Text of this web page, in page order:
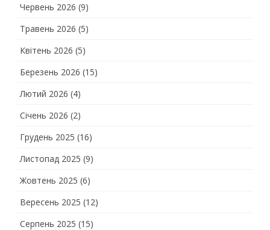
Червень 2026 (9)
Травень 2026 (5)
Квітень 2026 (5)
Березень 2026 (15)
Лютий 2026 (4)
Січень 2026 (2)
Грудень 2025 (16)
Листопад 2025 (9)
Жовтень 2025 (6)
Вересень 2025 (12)
Серпень 2025 (15)